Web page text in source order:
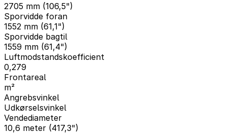
2705 mm (106,5")
Sporvidde foran
1552 mm (61,1")
Sporvidde bagtil
1559 mm (61,4")
Luftmodstandskoefficient
0,279
Frontareal
m²
Angrebsvinkel
Udkørselsvinkel
Vendediameter
10,6 meter (417,3")